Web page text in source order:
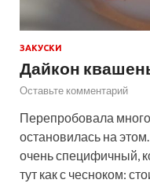
ЗАКУСКИ
Дайкон
Оставьте комментарий
Перепробовала
остановилась на
очень специфичный,
тут как с чесноком: